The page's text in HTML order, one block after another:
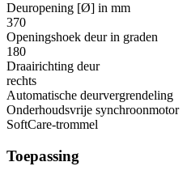
Deuropening [Ø] in mm
370
Openingshoek deur in graden
180
Draairichting deur
rechts
Automatische deurvergrendeling
Onderhoudsvrije synchroonmotor
SoftCare-trommel
Toepassing